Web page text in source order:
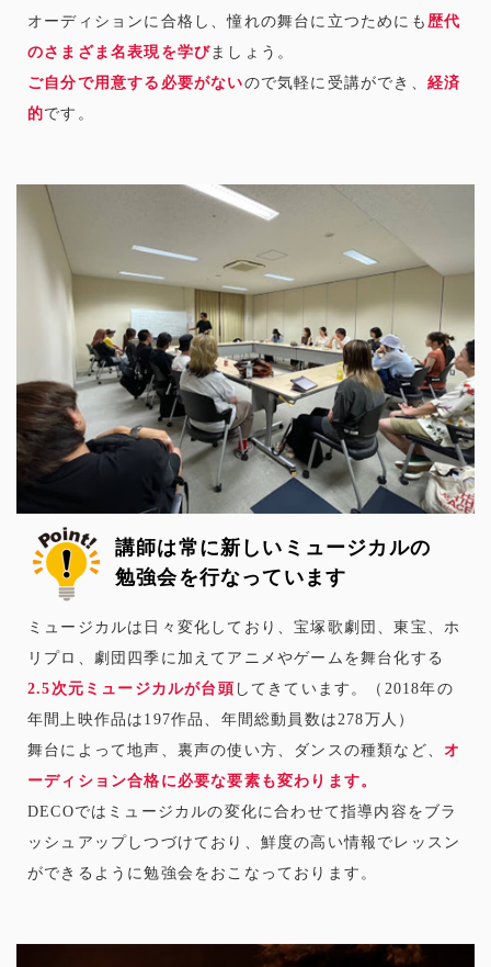
オーディションに合格し、憧れの舞台に立つためにも 歴代
のさまざま名表現を学びましょう。
ご自分で用意する必要がないので気軽に受講ができ、 経済
的です。
講師は常に新しいミュージカルの
勉強会を行なっています
ミュージカルは日々変化しており、宝塚歌劇団、東宝、ホ
リプロ、劇団四季に加えてアニメやゲームを舞台化する
2.5次元ミュージカルが台頭 してきています。（2018年の
年間上映作品は197作品、年間総動員数は278万人）
舞台によって地声、裏声の使い方、ダンスの種類など、 オ
ーディション合格に必要な要素も変わります。
DECOではミュージカルの変化に合わせて指導内容をブラ
ッシュアップしつづけており、鮮度の高い情報でレッスン
ができるように勉強会をおこなっております。